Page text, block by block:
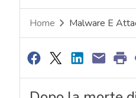
Home Malware E